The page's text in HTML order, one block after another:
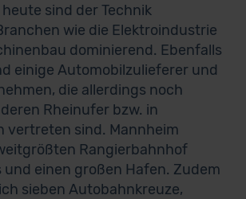
sind der Technik
wie die Elektroindustrie
dominierend. Ebenfalls
einige Automobilzulieferer und
die allerdings noch
Rheinufer bzw. in
vertreten sind. Mannheim
Rangierbahnhof
und einen großen Hafen. Zudem
sieben Autobahnkreuze,